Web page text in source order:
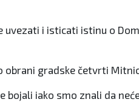
i isticati istinu o
obrani gradske četvrti
iako smo znali da